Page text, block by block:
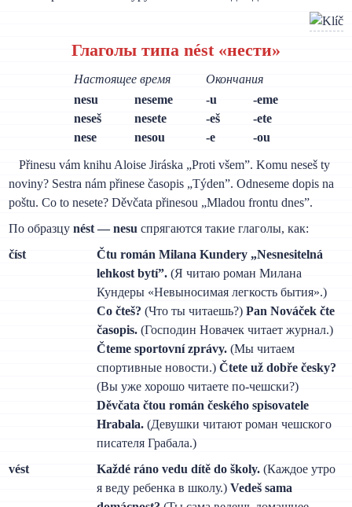
Глаголы типа nést «нести»
Настоящее время
Окончания
nesu
neseš
nese
neseme
nesete
nesou
-u
-eš
-e
-eme
-ete
-ou
Přinesu vám knihu Aloise Jiráska „Proti všem”. Komu neseš ty
noviny? Sestra nám přinese časopis „Týden”. Odneseme dopis na
poštu. Co to nesete? Děvčata přinesou „Mladou frontu dnes”.
По образцуnést — nesu спрягаются такие глаголы, как:
číst
Čtu román Milana Kundery „Nesnesitelná
lehkost bytí”. (Я читаю роман Милана
Кундеры «Невыносимая легкость бытия».)
Co čteš? (Что ты читаешь?)Pan Nováček čte
časopis. (Господин Новачек читает журнал.)
Čteme sportovní zprávy. (Мы читаем
спортивные новости.)Čtete už dobře česky?
(Вы уже хорошо читаете по-чешски?)
Děvčata čtou román českého spisovatele
Hrabala. (Девушки читают роман чешского
писателя Грабала.)
vést
Každé ráno vedu dítě do školy. (Каждое утро
я веду ребенка в школу.)Vedeš sama